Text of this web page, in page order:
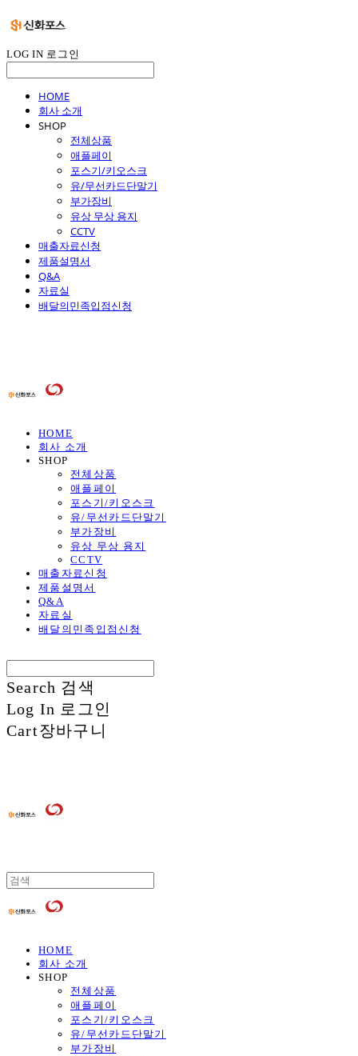
LOG IN 로그인
HOME
회사 소개
SHOP
전체상품
애플페이
포스기/키오스크
유/무선카드단말기
부가장비
유상 무상 용지
CCTV
매출자료신청
제품설명서
Q&A
자료실
배달의민족입점신청
HOME
회사 소개
SHOP
전체상품
애플페이
포스기/키오스크
유/무선카드단말기
부가장비
유상 무상 용지
CCTV
매출자료신청
제품설명서
Q&A
자료실
배달의민족입점신청
Search 검색
Log In 로그인
Cart장바구니
HOME
회사 소개
SHOP
전체상품
애플페이
포스기/키오스크
유/무선카드단말기
부가장비